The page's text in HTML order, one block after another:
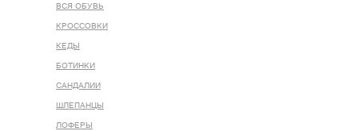
ВСЯ ОБУВЬ
КРОССОВКИ
КЕДЫ
БОТИНКИ
САНДАЛИИ
ШЛЕПАНЦЫ
ЛОФЕРЫ